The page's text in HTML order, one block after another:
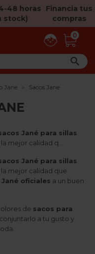
48 horas
stock)
Financia tus
compras
0

Jane Sacos Jane
Jané para sillas
mejor calidad q...
Jané para sillas
mejor calidad que
Jané oficiales a un buen
de sacos para
a tu gusto y